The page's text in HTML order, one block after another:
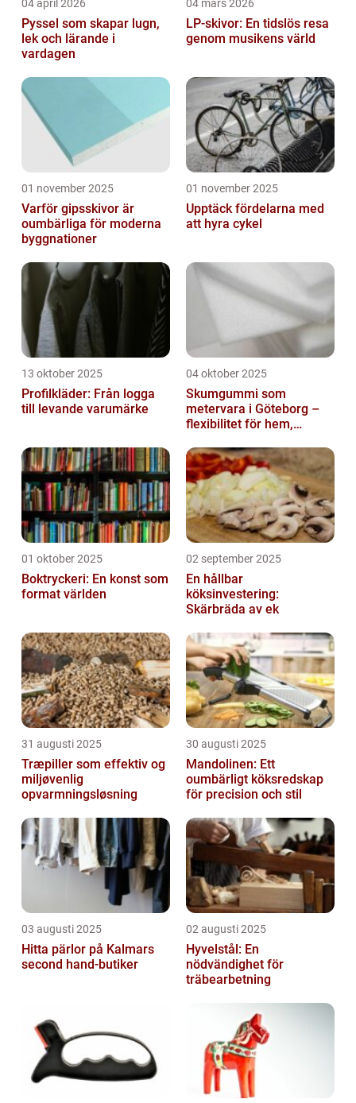
04 april 2026
Pyssel som skapar lugn,
lek och lärande i
vardagen
04 mars 2026
LP-skivor: En tidslös resa
genom musikens värld
01 november 2025
Varför gipsskivor är
oumbärliga för moderna
byggnationer
01 november 2025
Upptäck fördelarna med
att hyra cykel
13 oktober 2025
Profilkläder: Från logga
till levande varumärke
04 oktober 2025
Skumgummi som
metervara i Göteborg –
flexibilitet för hem,
01 oktober 2025
Boktryckeri: En konst som
format världen
02 september 2025
En hållbar
köksinvestering:
Skärbräda av ek
31 augusti 2025
Træpiller som effektiv og
miljøvenlig
opvarmningsløsning
30 augusti 2025
Mandolinen: Ett
oumbärligt köksredskap
för precision och stil
03 augusti 2025
Hitta pärlor på Kalmars
second hand-butiker
02 augusti 2025
Hyvelstål: En
nödvändighet för
träbearbetning